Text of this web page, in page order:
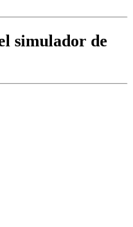
simulador de